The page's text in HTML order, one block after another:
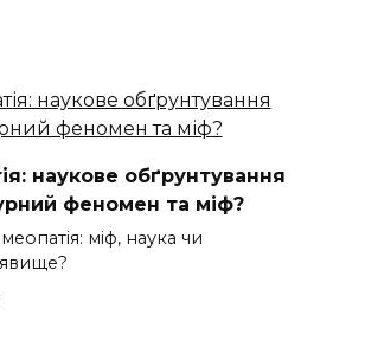
наукове обґрунтування
феномен та міф?
міф, наука чи